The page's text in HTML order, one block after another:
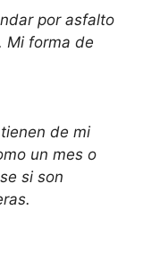
por asfalto
Mi forma de
de mi
un mes o
si son